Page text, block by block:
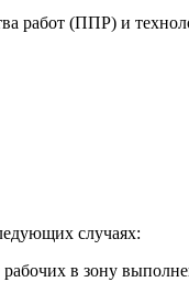
работ (ППР) и
случаях:
в зону